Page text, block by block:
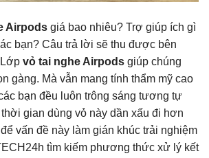
Airpods giá bao nhiêu? Trợ giúp ích gì
bạn? Câu trả lời sẽ thu được bên
vỏ tai nghe Airpods giúp chúng
gàng. Mà vẫn mang tính thẩm mỹ cao
bạn đều luôn trông sáng tương tự
gian dùng vỏ này dần xấu đi hơn
vấn đề này làm gián khúc trải nghiệm
tìm kiếm phương thức xử lý kết